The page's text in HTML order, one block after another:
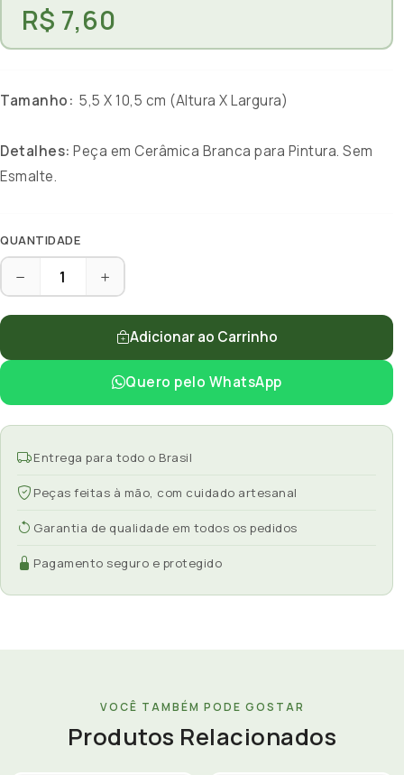
R$ 7,60
Tamanho: 5,5 X 10,5 cm (Altura X Largura)
Detalhes: Peça em Cerâmica Branca para Pintura. Sem
Esmalte.
QUANTIDADE
Adicionar ao Carrinho
Quero pelo WhatsApp
Entrega para todo o Brasil
Peças feitas à mão, com cuidado artesanal
Garantia de qualidade em todos os pedidos
Pagamento seguro e protegido
VOCÊ TAMBÉM PODE GOSTAR
Produtos Relacionados